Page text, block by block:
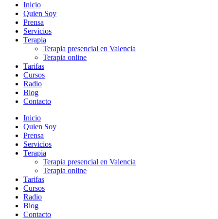
Inicio
Quien Soy
Prensa
Servicios
Terapia
Terapia presencial en Valencia
Terapia online
Tarifas
Cursos
Radio
Blog
Contacto
Inicio
Quien Soy
Prensa
Servicios
Terapia
Terapia presencial en Valencia
Terapia online
Tarifas
Cursos
Radio
Blog
Contacto